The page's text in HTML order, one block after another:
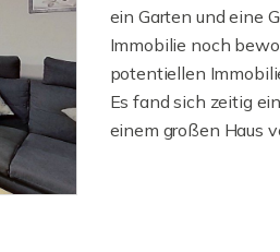
ein Garten und eine
Immobilie noch
potentiellen
Es fand sich zeitig
einem großen Haus